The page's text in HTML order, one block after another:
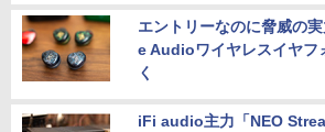
エントリーなのに脅威の
e Audioワイヤレスイヤフ
く
iFi audio主力「NEO